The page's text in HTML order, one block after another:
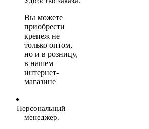
Вы можете
приобрести
крепеж не
только оптом,
но и в розницу,
в нашем
интернет-
магазине
Персональный
менеджер.